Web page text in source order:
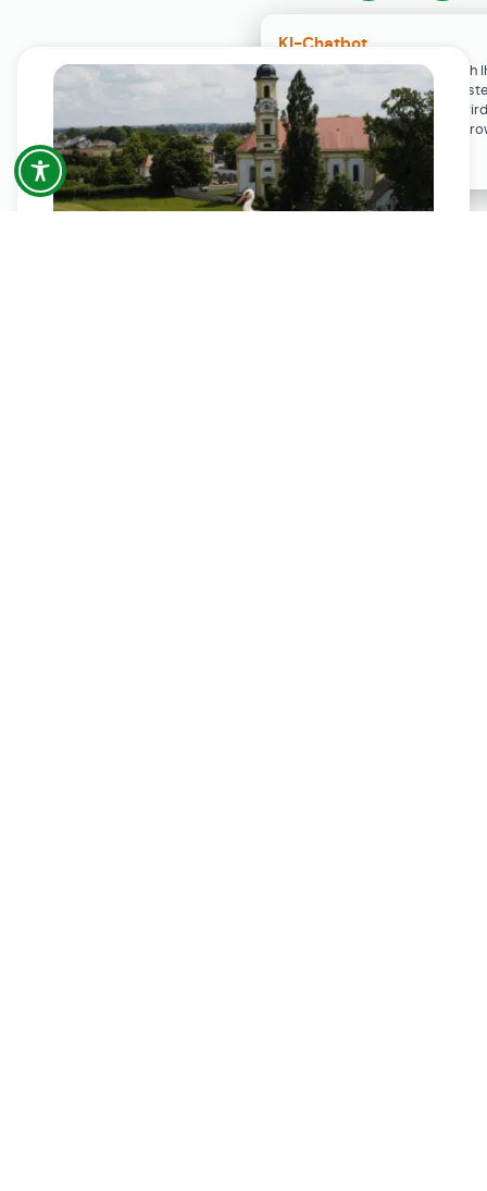
KI-Chatbot
Der KI-Chatbot steht erst nach
Einwilligung in den Cookie-
Verfügung. Der Chat-Verlauf
ausschließlich lokal in Ihrem
gespeichert.